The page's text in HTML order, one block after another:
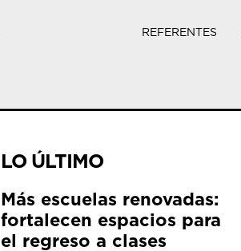
REFERENTES
LO ÚLTIMO
Más escuelas renovadas:
fortalecen espacios para
el regreso a clases